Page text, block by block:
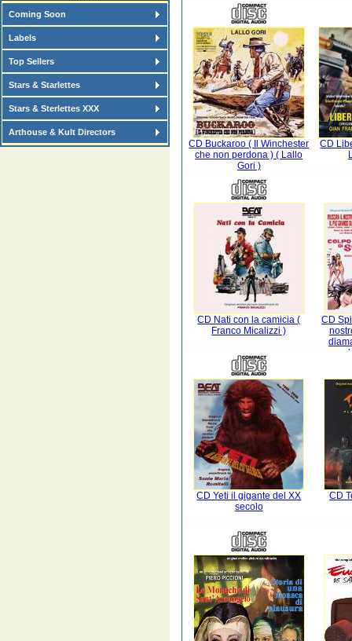
Coming Soon
Labels
Top Sellers
Stars & Starlettes
Stars & Sterlettes XXX
Arthouse & Kult Directors
CD Buckaroo ( Il Winchester
che non perdona ) ( Lallo
Gori )
CD
CD Nati con la camicia (
Franco Micalizzi )
CD
CD Yeti il gigante del XX
secolo
CD